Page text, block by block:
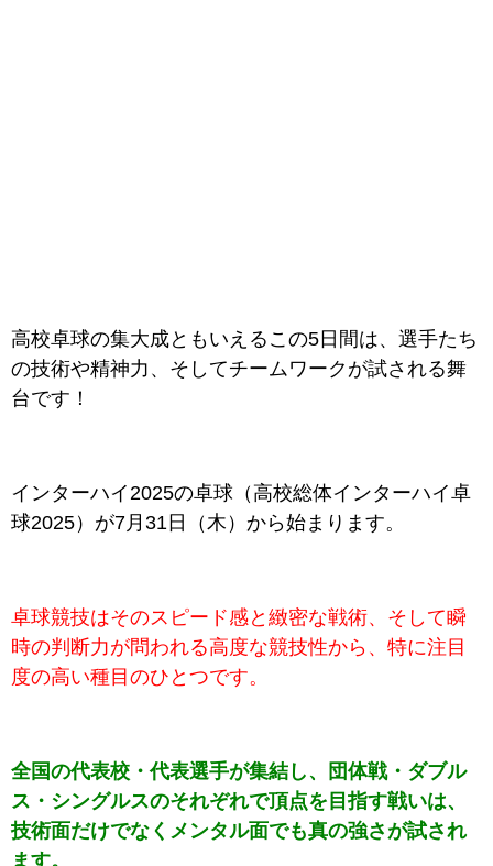
高校卓球の集大成ともいえるこの5日間は、選手たち
の技術や精神力、そしてチームワークが試される舞
台です！
インターハイ2025の卓球（高校総体インターハイ卓
球2025）が7月31日（木）から始まります。
卓球競技はそのスピード感と緻密な戦術、そして瞬
時の判断力が問われる高度な競技性から、特に注目
度の高い種目のひとつです。
全国の代表校・代表選手が集結し、団体戦・ダブル
ス・シングルスのそれぞれで頂点を目指す戦いは、
技術面だけでなくメンタル面でも真の強さが試され
ます。